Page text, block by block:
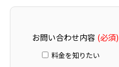
お問い合わせ内容 (必須)
料金を知りたい